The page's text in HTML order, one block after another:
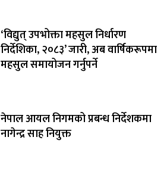
‘विद्युत् उपभोक्ता महसुल निर्धारण
निर्देशिका, २०८३’ जारी, अब वार्षिकरूपमा
महसुल समायोजन गर्नुपर्ने
नेपाल आयल निगमको प्रबन्ध निर्देशकमा
नागेन्द्र साह नियुक्त